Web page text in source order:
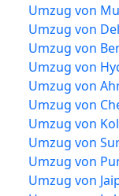
Umzug von
Umzug von
Umzug von
Umzug von
Umzug von
Umzug von
Umzug von
Umzug von
Umzug von
Umzug von